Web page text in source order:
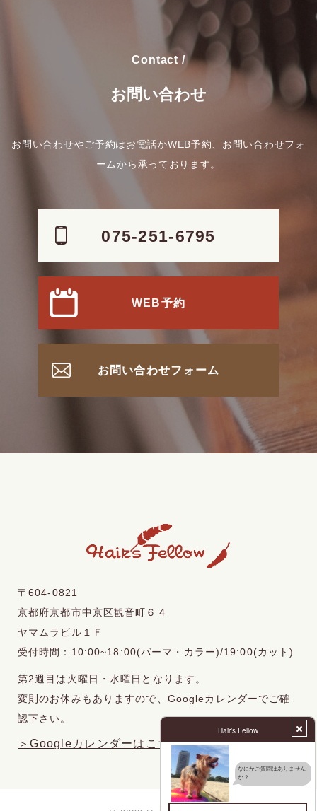
Contact /
お問い合わせ
お問い合わせやご予約はお電話かWEB予約、お問い合わせフォ
ームから承っております。
075-251-6795
WEB予約
お問い合わせフォーム
〒604-0821
京都府京都市中京区観音町６４
ヤマムラビル１Ｆ
受付時間：10:00~18:00(パーマ・カラー)/19:00(カット)
第2週目は火曜日・水曜日となります。
変則のお休みもありますので、Googleカレンダーでご確
認下さい。
＞Googleカレンダーはこちら